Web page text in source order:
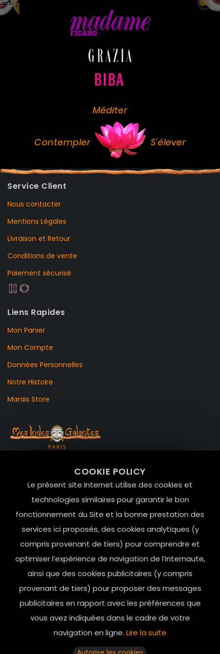
COOKIE POLICY
Le présent site Internet utilise des cookies et
technologies similaires pour garantir le bon
fonctionnement du Site et la bonne prestation des
services ici proposés, des cookies analytiques (y
compris provenant de tiers) pour comprendre et
optimiser l’expérience de navigation de l’internaute,
ainsi que des cookies publicitaires (y compris
provenant de tiers) pour proposer des messages
publicitaires en rapport avec les préférences que
vous avez indiquées dans le cadre de votre
navigation en ligne. Lire la suite
Méditer
Contempler S'élever
Service Client
Nous contacter
Mentions Légales
Livraison et Retour
Conditions de vente
Paiement sécurisé
Liens Rapides
Mon Panier
Mon Compte
Données Personnelles
Notre Histoire
Marais Store
Le Marais, 75004 Paris
contact@mesindesgalantes.com
01.42.72.42.51
Horaires d’ouverture: 11h - 19h30 Du lundi au dimanche